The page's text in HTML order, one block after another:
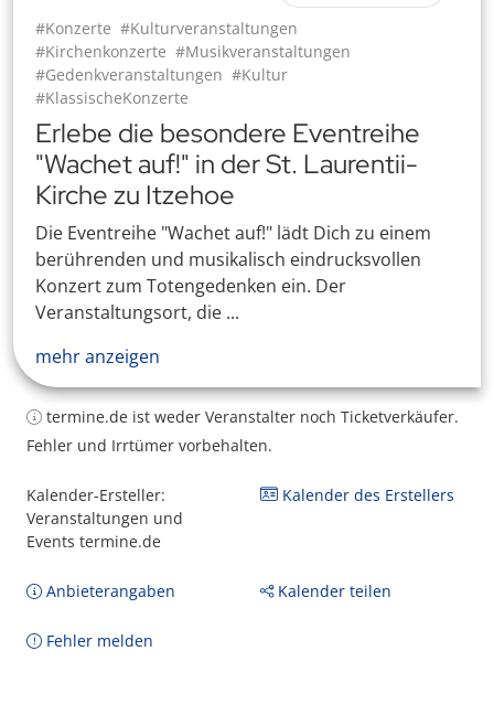
#Konzerte #Kulturveranstaltungen
#Kirchenkonzerte #Musikveranstaltungen
#Gedenkveranstaltungen #Kultur
#KlassischeKonzerte
Erlebe die besondere Eventreihe
"Wachet auf!" in der St. Laurentii-
Kirche zu Itzehoe
Die Eventreihe "Wachet auf!" lädt Dich zu einem
berührenden und musikalisch eindrucksvollen
Konzert zum Totengedenken ein. Der
Veranstaltungsort, die ...
mehr anzeigen
termine.de ist weder Veranstalter noch Ticketverkäufer.
Fehler und Irrtümer vorbehalten.
Kalender-Ersteller:
Veranstaltungen und
Events termine.de
Kalender des Erstellers
Anbieterangaben Kalender teilen
Fehler melden